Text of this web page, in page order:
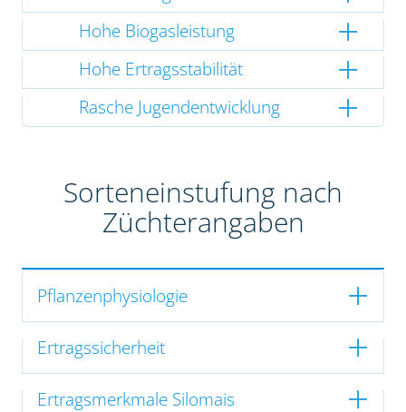
Hohe Biogasleistung
Hohe Ertragsstabilität
Rasche Jugendentwicklung
Sorteneinstufung nach
Züchterangaben
Pflanzenphysiologie
Ertragssicherheit
Ertragsmerkmale Silomais